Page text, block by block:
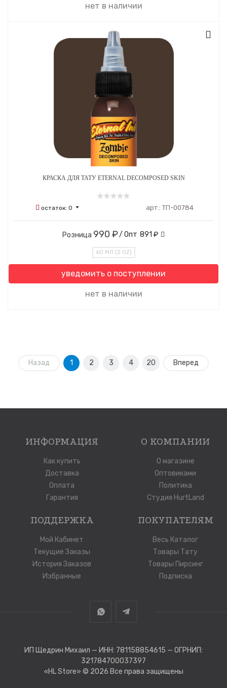
нет в наличии
КРАСКА ДЛЯ ТАТУ ETERNAL DECOMPOSED SKIN
остаток: 0 арт.: ТП-00784
Розница 990 ₽/ Опт 891 ₽
60 МЛ (2 OZ)
уведомить о поступлении
нет в наличии
Назад 1 2 3 4 20 Вперед
ИНФОРМАЦИЯ
Как купить
Доставка
Оплата
Гарантия
О КОМПАНИИ
О магазине
Оптовиками
Политика
Студия HurtLand
ПОДДЕРЖКА
Мой Кабинет
Текущие Заказы
История Заказов
Избранные
ПОКУПАТЕЛЯМ
Весь Каталог
Товары Тату
Товары Пирсинг
Подписка
ИП Щедрин Михаил — ИНН: 781158854615 — ОГРНИП:
321784700037397
«HL Store» © 2026 Все права защищены